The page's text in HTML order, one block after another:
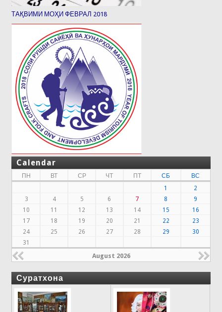
ТАҚВИМИ МОҲИ ФЕВРАЛ 2018
Calendar
ПН ВТ СР ЧТ ПТ СБ
ВС
1
2
3
4 5 6 7 8
9
10
11 12 13 14 15
16
17
18 19 20 21 22
23
24
25 26 27 28 29
30
31
August 2026
Суратхона